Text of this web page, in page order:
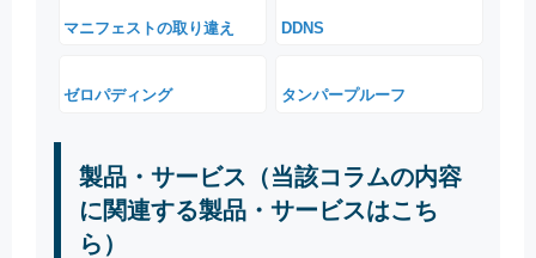
マニフェストの取り違え DDNS
ゼロパディング タンパープルーフ
製品・サービス（当該コラムの内容
に関連する製品・サービスはこち
ら）